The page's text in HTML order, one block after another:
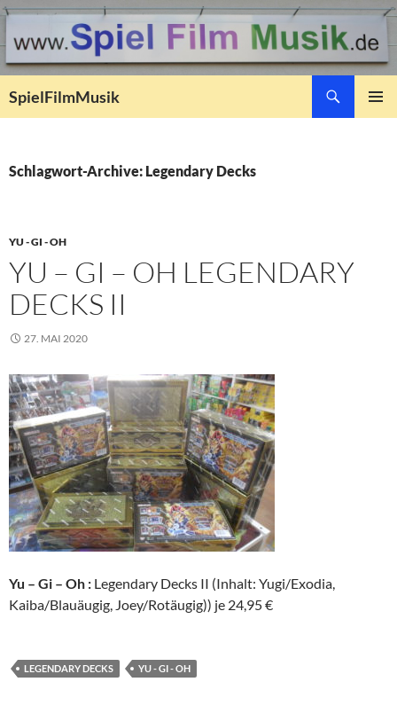
SpielFilmMusik
Schlagwort-Archive: Legendary Decks
YU - GI - OH
YU – GI – OH LEGENDARY
DECKS II
27. MAI 2020
Yu – Gi – Oh : Legendary Decks II (Inhalt: Yugi/Exodia,
Kaiba/Blauäugig, Joey/Rotäugig)) je 24,95 €
LEGENDARY DECKS YU - GI - OH